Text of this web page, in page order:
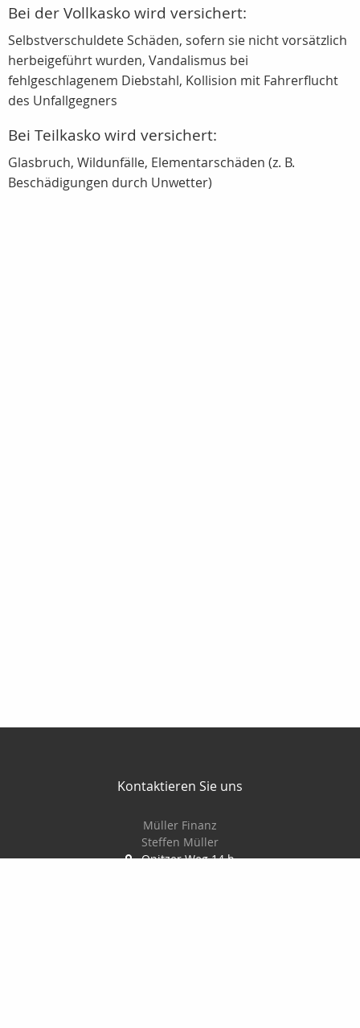
Bei der Vollkasko wird versichert:
Selbstverschuldete Schäden, sofern sie nicht vorsätzlich
herbeigeführt wurden, Vandalismus bei
fehlgeschlagenem Diebstahl, Kollision mit Fahrerflucht
des Unfallgegners
Bei Teilkasko wird versichert:
Glasbruch, Wildunfälle, Elementarschäden (z. B.
Beschädigungen durch Unwetter)
Kontaktieren Sie uns
Müller Finanz
Steffen Müller
Opitzer Weg 14 b